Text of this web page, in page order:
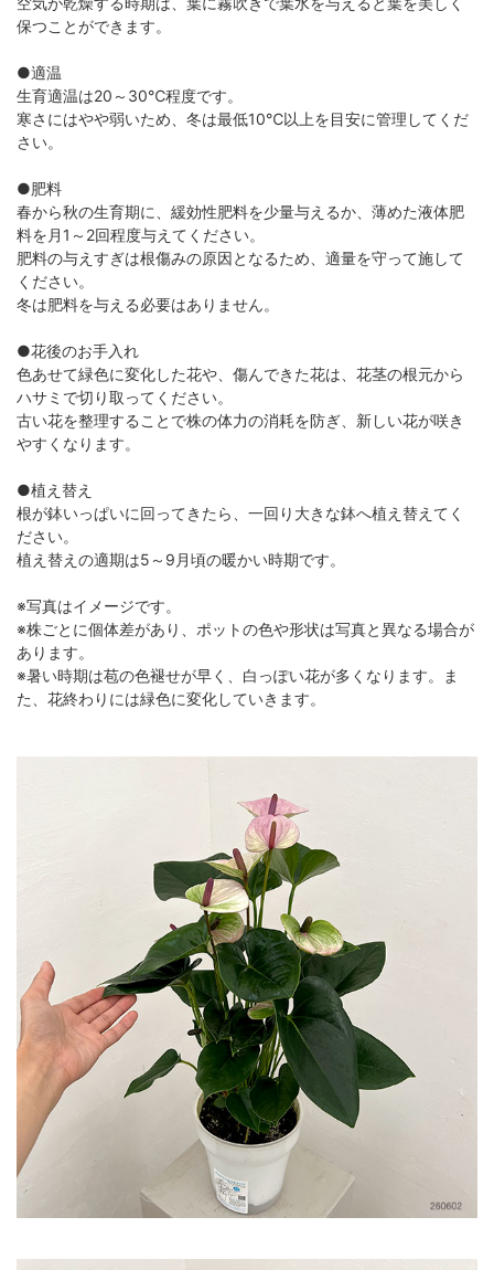
保つことができます。
●適温
生育適温は20～30℃程度です。
寒さにはやや弱いため、冬は最低10℃以上を目安に管理してくだ
さい。
●肥料
春から秋の生育期に、緩効性肥料を少量与えるか、薄めた液体肥
料を月1～2回程度与えてください。
肥料の与えすぎは根傷みの原因となるため、適量を守って施して
ください。
冬は肥料を与える必要はありません。
●花後のお手入れ
色あせて緑色に変化した花や、傷んできた花は、花茎の根元から
ハサミで切り取ってください。
古い花を整理することで株の体力の消耗を防ぎ、新しい花が咲き
やすくなります。
●植え替え
根が鉢いっぱいに回ってきたら、一回り大きな鉢へ植え替えてく
ださい。
植え替えの適期は5～9月頃の暖かい時期です。
※写真はイメージです。
※株ごとに個体差があり、ポットの色や形状は写真と異なる場合が
あります。
※暑い時期は苞の色褪せが早く、白っぽい花が多くなります。ま
た、花終わりには緑色に変化していきます。